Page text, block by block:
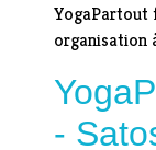
YogaPartout
organisation
-